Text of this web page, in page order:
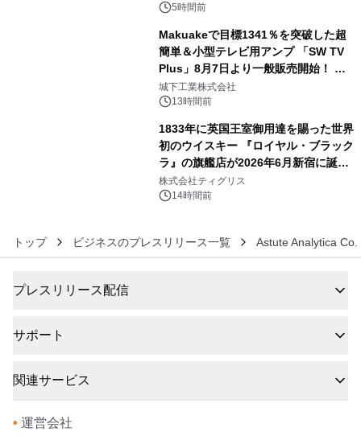
5時間前
Makuakeで目標1341％を突破した超
簡単＆小型テレビ用アンプ 「SW TV
Plus」8月7日より一般販売開始！ ケ
ーブル1本つなぐだけ、テレビの音が
ぐっと豊かに
城下工業株式会社
13時間前
1833年に英国王室御用達を賜った世界
初のウイスキー 『ロイヤル・ブラック
ラ』の旗艦店が2026年6月新宿に誕
生 バカルディ ジャパンと連携した
没入型バー「BAR Arca」
株式会社ティグリス
14時間前
トップ ビジネスのプレスリリース一覧 Astute Analytica Co.
プレスリリース配信
サポート
関連サービス
• 運営会社